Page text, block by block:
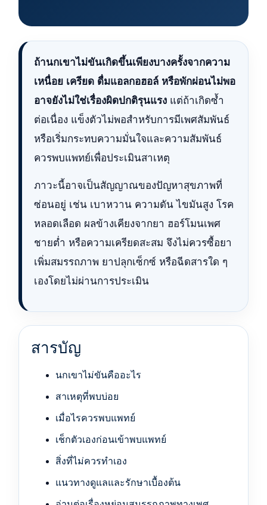
ถ้านกเขาไม่ขันเกิดขึ้นเพียงบางครั้งจากความ
เหนื่อย เครียด ดื่มแอลกอฮอล์ หรือพักผ่อนไม่พอ
อาจยังไม่ใช่เรื่องผิดปกติรุนแรง แต่ถ้าเกิดซ้ำ
ต่อเนื่อง แข็งตัวไม่พอสำหรับการมีเพศสัมพันธ์
หรือเริ่มกระทบความมั่นใจและความสัมพันธ์
ควรพบแพทย์เพื่อประเมินสาเหตุ
ภาวะนี้อาจเป็นสัญญาณของปัญหาสุขภาพที่
ซ่อนอยู่ เช่น เบาหวาน ความดัน ไขมันสูง โรค
หลอดเลือด ผลข้างเคียงจากยา ฮอร์โมนเพศ
ชายต่ำ หรือความเครียดสะสม จึงไม่ควรซื้อยา
เพิ่มสมรรถภาพ ยาปลุกเซ็กซ์ หรือฉีดสารใด ๆ
เองโดยไม่ผ่านการประเมิน
สารบัญ
นกเขาไม่ขันคืออะไร
สาเหตุที่พบบ่อย
เมื่อไรควรพบแพทย์
เช็กตัวเองก่อนเข้าพบแพทย์
สิ่งที่ไม่ควรทำเอง
แนวทางดูแลและรักษาเบื้องต้น